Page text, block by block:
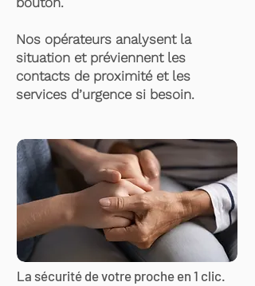
Nos opérateurs analysent la
situation et préviennent les
contacts de proximité et les
services d’urgence si besoin.
La sécurité de votre proche en 1 clic.